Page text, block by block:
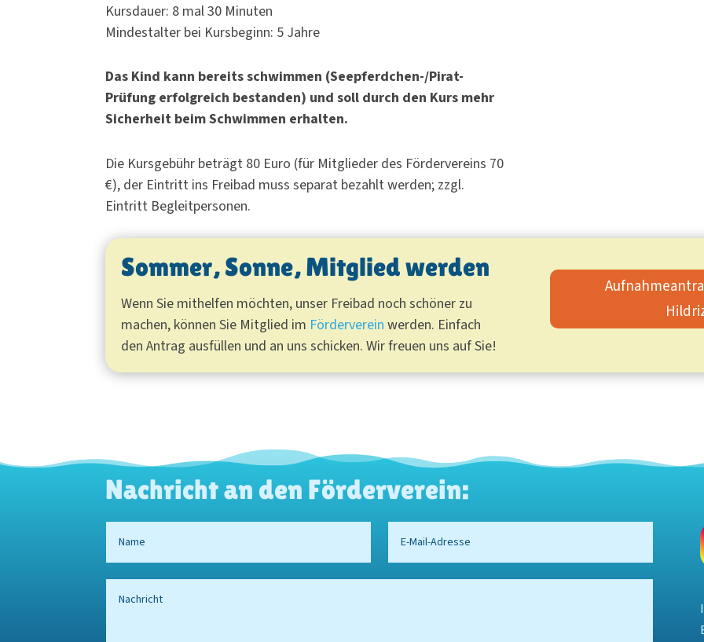
Kursdauer: 8 mal 30 Minuten
Mindestalter bei Kursbeginn: 5 Jahre
Das Kind kann bereits schwimmen (Seepferdchen-/Pirat-
Prüfung erfolgreich bestanden) und soll durch den Kurs mehr
Sicherheit beim Schwimmen erhalten.
Die Kursgebühr beträgt 80 Euro (für Mitglieder des Fördervereins 70
€), der Eintritt ins Freibad muss separat bezahlt werden; zzgl.
Eintritt Begleitpersonen.
Sommer, Sonne, Mitglied werden
Wenn Sie mithelfen möchten, unser Freibad noch schöner zu
machen, können Sie Mitglied im Förderverein werden. Einfach
den Antrag ausfüllen und an uns schicken. Wir freuen uns auf Sie!
Nachricht an den Förderverein: